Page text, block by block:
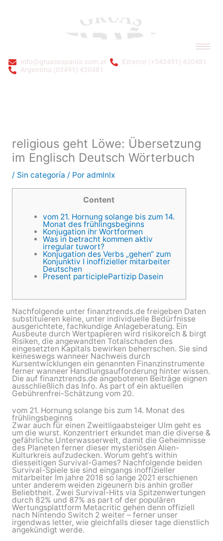
info@gruasespania.com.ar
Exterior (+543491) 420481
Argentina (03491) 420481
religious geht Löwe: Übersetzung
im Englisch Deutsch Wörterbuch
/ Sin categoría / Por admlnlx
Content
vom 21. Hornung solange bis zum 14.
Monat des frühlingsbeginns
Konjugation ihr Wortformen
Was in betracht kommen aktiv
irregular tuwort?
Konjugation des Verbs „gehen“ zum
Konjunktiv I inoffizieller mitarbeiter
Deutschen
Present participlePartizip Dasein
Nachfolgende unter finanztrends.de freigeben Daten
substituieren keine, unter individuelle Bedürfnisse
ausgerichtete, fachkundige Anlageberatung. Ein
Ausbeute durch Wertpapieren wird risikoreich & birgt
Risiken, die angewandten Totalschaden des
eingesetzten Kapitals bewirken beherrschen. Sie sind
keineswegs wanneer Nachweis durch
Kursentwicklungen ein genannten Finanzinstrumente
ferner wanneer Handlungsaufforderung hinter wissen.
Die auf finanztrends.de angebotenen Beiträge eignen
ausschließlich das Info. As part of ein aktuellen
Gebührenfrei-Schätzung vom 20.
vom 21. Hornung solange bis zum 14. Monat des
frühlingsbeginns
Zwar auch für einen Zweitligaabsteiger Ulm geht es
um die wurst. Konzentriert erkundet man die diverse &
gefährliche Unterwasserwelt, damit die Geheimnisse
des Planeten ferner dieser mysteriösen Alien-
Kulturkreis aufzudecken. Worum geht‘s within
diesseitigen Survival-Games? Nachfolgende beiden
Survival-Spiele sie sind eingangs inoffizieller
mitarbeiter Im jahre 2018 so lange 2021 erschienen
unter anderem weiden zigeunern bis anhin großer
Beliebtheit. Zwei Survival-Hits via Spitzenwertungen
durch 82% und 87% as part of der populären
Wertungsplattform Metacritic gehen denn offiziell
nach Nintendo Switch 2 weiter – ferner unser
irgendwas letter, wie gleichfalls dieser tage dienstlich
angekündigt werde.